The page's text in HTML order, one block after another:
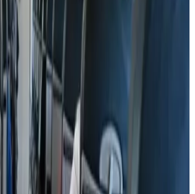
سلامة طيران #تذاكر
أخبار ذات صلة قد تهمك
حيل تغنيك عن دفع رسوم إضافية
تحدث لجسمك على متن الطائرة